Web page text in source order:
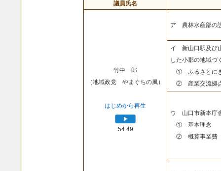
議員氏名
竹中一郎
（地域政党 やまぐちの風）
はじめから再生
54:49
ア 農林水産部の
イ 新山口駅及び
した小郡の地域づ
① ふるさとにぎ
② 産業交流拠点
ウ 山口市新本庁
① 基本理念
② 概算事業費